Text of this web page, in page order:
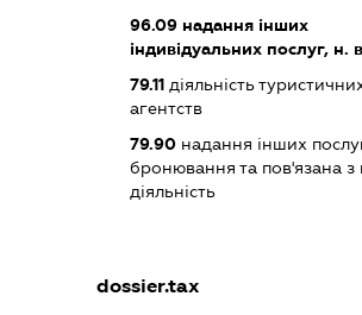
96.09надання інших
індивідуальних послуг, н.
79.11діяльність
агентств
79.90надання інших
бронювання та пов'язана з
діяльність
dossier.tax